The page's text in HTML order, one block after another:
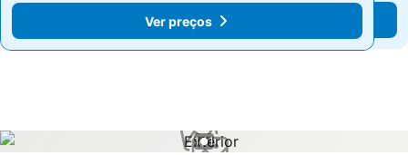
Ver preços
Ver preços
1 / 1